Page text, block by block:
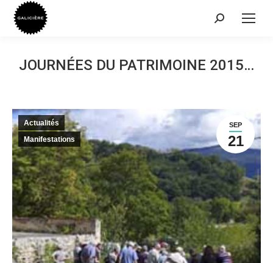
Recherche
JOURNÉES DU PATRIMOINE 2015…
SEP
21
Actualités
Manifestations